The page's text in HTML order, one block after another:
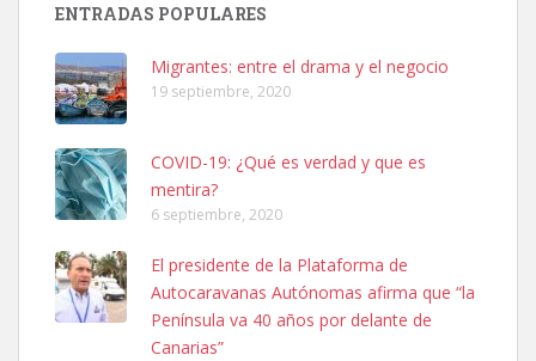
Leales.org » Gran Canaria
SHIBA PERDIDO AVDA JOSE MESA Y LOPEZ
PERRO MACHO RAZA SHIBA CON MICROCHIP PERDIDO HOY
06/07/2025 ZONA MESA Y LOPEZ. ES MUY ASUSTADIZO
Leales.org » Gran Canaria
6.7.2025
ENTRADAS POPULARES
Migrantes: entre el drama y el negocio
19 septiembre, 2020
COVID-19: ¿Qué es verdad y que es
mentira?
6 septiembre, 2020
El presidente de la Plataforma de
Autocaravanas Autónomas afirma que “la
Península va 40 años por delante de
Canarias”